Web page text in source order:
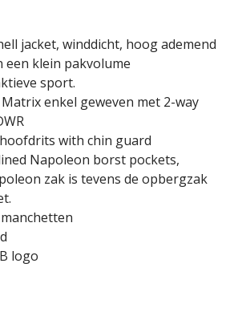
jacket, winddicht, hoog ademend
een klein pakvolume
sport.
enkel geweven met 2-way
hoofdrits with chin guard
Napoleon borst pockets,
zak is tevens de opbergzak
logo